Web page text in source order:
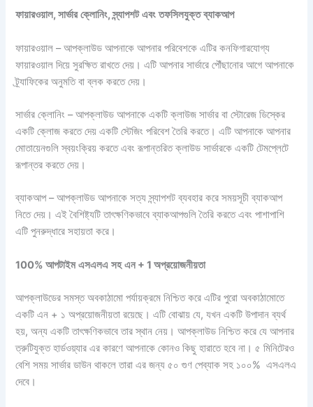
ফায়ারওয়াল,সার্ভার ক্লোনিং,স্ন্যাপশট এবং তফসিলযুক্ত ব্যাকআপ
ফায়ারওয়াল – আপক্লাউড আপনাকে আপনার পরিবেশকে এটির কনফিগারযোগ্য
ফায়ারওয়াল দিয়ে সুরক্ষিত রাখতে দেয়। এটি আপনার সার্ভারে পৌঁছানোর আগে আপনাকে
ট্র্যাফিকের অনুমতি বা ব্লক করতে দেয়।
সার্ভার ক্লোনিং – আপক্লাউড আপনাকে একটি ক্লাউজ সার্ভার বা স্টোরেজ ডিস্কের
একটি ক্লোজ করতে দেয় একটি স্টেজিং পরিবেশ তৈরি করতে। এটি আপনাকে আপনার
মোতায়েনগুলি স্বয়ংক্রিয় করতে এবং রূপান্তরিত ক্লাউড সার্ভারকে একটি টেমপ্লেটে
রূপান্তর করতে দেয়।
ব্যাকআপ – আপক্লাউড আপনাকে সত্য স্ন্যাপশট ব্যবহার করে সময়সূচী ব্যাকআপ
নিতে দেয়। এই বৈশিষ্ট্যটি তাৎক্ষণিকভাবে ব্যাকআপগুলি তৈরি করতে এবং পাশাপাশি
এটি পুনরুদ্ধারে সহায়তা করে।
100%আপটাইম এসএলএ সহ এন+ 1অপ্রয়োজনীয়তা
আপক্লাউডের সমস্ত অবকাঠামো পর্যায়ক্রমে নিশ্চিত করে এটির পুরো অবকাঠামোতে
একটি এন + ১ অপ্রয়োজনীয়তা রয়েছে। এটি বোঝায় যে, যখন একটি উপাদান ব্যর্থ
হয়, অন্য একটি তাৎক্ষণিকভাবে তার স্থান নেয়। আপক্লাউড নিশ্চিত করে যে আপনার
ত্রুটিযুক্ত হার্ডওয়্যার এর কারণে আপনাকে কোনও কিছু হারাতে হবে না। ৫ মিনিটেরও
বেশি সময় সার্ভার ডাউন থাকলে তারা এর জন্য ৫০ গুণ পেব্যাক সহ ১০০% এসএলএ
দেবে।